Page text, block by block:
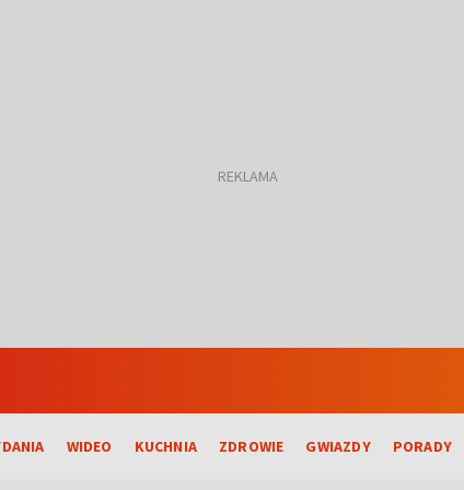
WIDEO KUCHNIA ZDROWIE GWIAZDY PORADY